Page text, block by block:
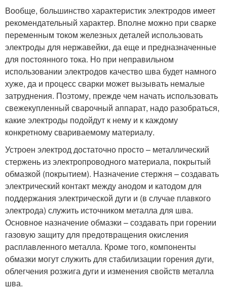
Вообще, большинство характеристик электродов имеет
рекомендательный характер. Вполне можно при сварке
переменным током железных деталей использовать
электроды для нержавейки, да еще и предназначенные
для постоянного тока. Но при неправильном
использовании электродов качество шва будет намного
хуже, да и процесс сварки может вызывать немалые
затруднения. Поэтому, прежде чем начать использовать
свежекупленный сварочный аппарат, надо разобраться,
какие электроды подойдут к нему и к каждому
конкретному свариваемому материалу.
Устроен электрод достаточно просто – металлический
стержень из электропроводного материала, покрытый
обмазкой (покрытием). Назначение стержня – создавать
электрический контакт между анодом и катодом для
поддержания электрической дуги и (в случае плавкого
электрода) служить источником металла для шва.
Основное назначение обмазки – создавать при горении
газовую защиту для предотвращения окисления
расплавленного металла. Кроме того, компоненты
обмазки могут служить для стабилизации горения дуги,
облегчения розжига дуги и изменения свойств металла
шва.